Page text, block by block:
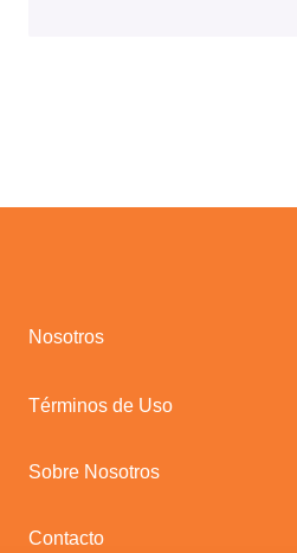
Nosotros
Términos de Uso
Sobre Nosotros
Contacto